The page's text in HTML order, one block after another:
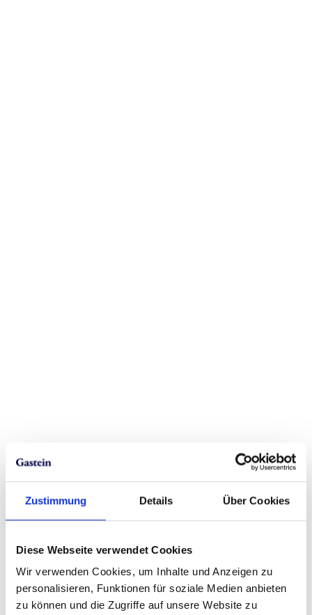
Zustimmung Details Über Cookies
Diese Webseite verwendet Cookies
Wir verwenden Cookies, um Inhalte und Anzeigen zu
personalisieren, Funktionen für soziale Medien anbieten
zu können und die Zugriffe auf unsere Website zu